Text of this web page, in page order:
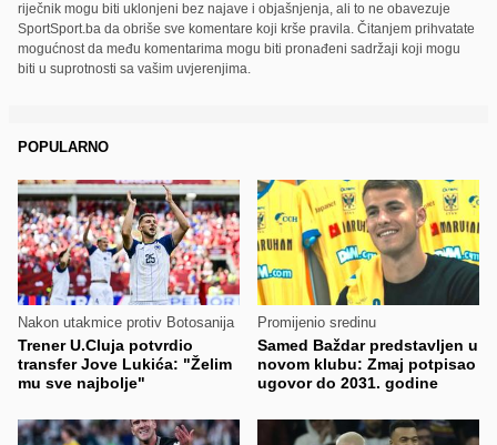
riječnik mogu biti uklonjeni bez najave i objašnjenja, ali to ne obavezuje
SportSport.ba da obriše sve komentare koji krše pravila. Čitanjem prihvatate
mogućnost da među komentarima mogu biti pronađeni sadržaji koji mogu
biti u suprotnosti sa vašim uvjerenjima.
POPULARNO
Nakon utakmice protiv Botosanija
Trener U.Cluja potvrdio
transfer Jove Lukića: "Želim
mu sve najbolje"
Promijenio sredinu
Samed Baždar predstavljen u
novom klubu: Zmaj potpisao
ugovor do 2031. godine